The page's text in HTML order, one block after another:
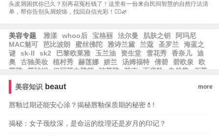
头皮屑困扰你已久？别再花冤枉钱了！这里有一份来自民间智慧的自然疗法清
单，帮你告别头屑烦恼，找回自信光彩！👨‍⚕️🌿
美容专题 雅漾 whoo后 宝格丽 法尔曼 肌肤之钥
阿玛尼
MAC魅可
芭比波朗 蜜丝佛陀 雅诗兰黛 兰蔻 圣罗兰
海蓝之
谜
sk-II sk2 巴黎欧莱雅 玉兰油 资生堂 雪花秀 香奈儿
迪
奥
古驰美妆 植村秀 赫莲娜 娇兰 汤姆福特 倩碧 碧欧泉
欧
莱雅
莱珀妮 伊丽莎白雅顿 珀莱雅 韩束 百雀羚 自然堂
佰草
集
方里
兰芝 爱茉莉
美容知识 beaut more
唇釉过期还能安心涂？揭秘唇釉保质期的秘密💄!
揭秘：女子颈纹深，是命运的纹理还是岁月的印记？